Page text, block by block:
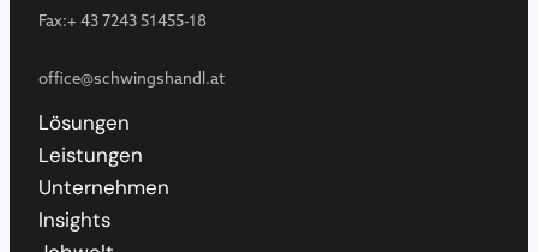
Fax:+ 43 7243 51455-18
office@schwingshandl.at
Lösungen
Leistungen
Unternehmen
Insights